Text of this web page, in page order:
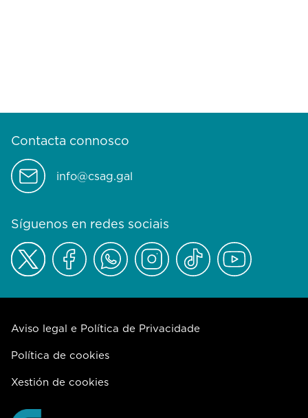
Contacta connosco
info@csag.gal
Síguenos en redes sociais
Aviso legal e Política de Privacidade
Política de cookies
Xestión de cookies